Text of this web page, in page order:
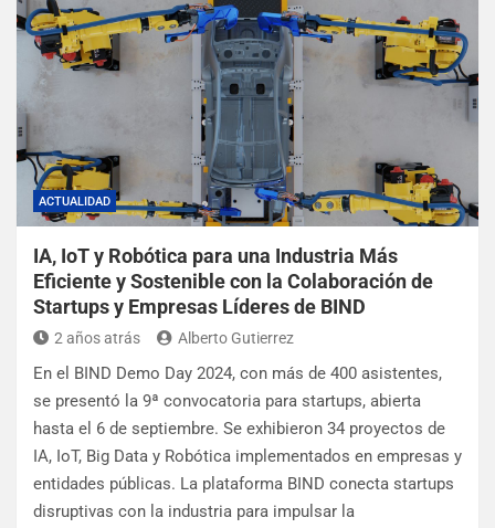
ACTUALIDAD
IA, IoT y Robótica para una Industria Más
Eficiente y Sostenible con la Colaboración de
Startups y Empresas Líderes de BIND
2 años atrás Alberto Gutierrez
En el BIND Demo Day 2024, con más de 400 asistentes,
se presentó la 9ª convocatoria para startups, abierta
hasta el 6 de septiembre. Se exhibieron 34 proyectos de
IA, IoT, Big Data y Robótica implementados en empresas y
entidades públicas. La plataforma BIND conecta startups
disruptivas con la industria para impulsar la